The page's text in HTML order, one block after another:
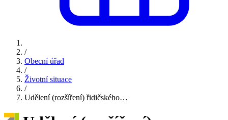
/
Obecní úřad
/
Životní situace
/
Udělení (rozšíření) řidičského…